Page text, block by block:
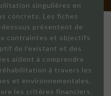
singulières en
concrets. Les fiches
présentent de
contraintes et objectifs
de l'existant et des
aident à comprendre
à travers les
et environnementales,
les critères financiers.